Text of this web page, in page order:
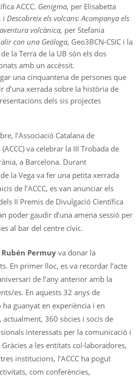
ACCC. Genigma, per Elisabetta
i Descobreix els volcans: Acompanya els
volcànica, per Stefania
con una Geóloga, Geo3BCN-CSIC i la
la Terra de la UB són els dos
amb un accèssit.
una cinquantena de persones que
d’una xerrada sobre la història de
dels sis projectes
l’Associació Catalana de
va celebrar la III Trobada de
a Barcelona. Durant
la Vega va fer una petita xerrada
de l’ACCC, es van anunciar els
II Premis de Divulgació Científica
poder gaudir d’una amena sessió per
al bar del centre cívic.
Rubén Permuy va donar la
En primer lloc, es va recordar l’acte
de l’any anterior amb la
es. En aquests 32 anys de
ha guanyat en experiència i en
360 sòcies i socis de
interessats per la comunicació i
a les entitats col·laboradores,
institucions, l’ACCC ha pogut
com conferències,